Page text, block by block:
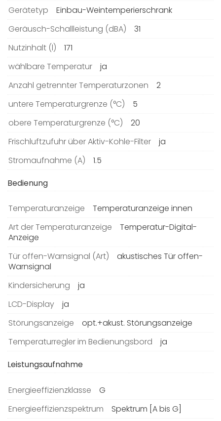
Gerätetyp
Einbau-Weintemperierschrank
Geräusch-Schallleistung (dBA)
31
Nutzinhalt (l)
171
wählbare Temperatur
ja
Anzahl getrennter Temperaturzonen
2
untere Temperaturgrenze (°C)
5
obere Temperaturgrenze (°C)
20
Frischluftzufuhr über Aktiv-Kohle-Filter
ja
Stromaufnahme (A)
1.5
Bedienung
Temperaturanzeige
Temperaturanzeige innen
Art der Temperaturanzeige
Temperatur-Digital-
Anzeige
Tür offen-Warnsignal (Art)
akustisches Tür offen-
Warnsignal
Kindersicherung
ja
LCD-Display
ja
Störungsanzeige
opt.+akust. Störungsanzeige
Temperaturregler im Bedienungsbord
ja
Leistungsaufnahme
Energieeffizienzklasse
G
Energieeffizienzspektrum
Spektrum [A bis G]